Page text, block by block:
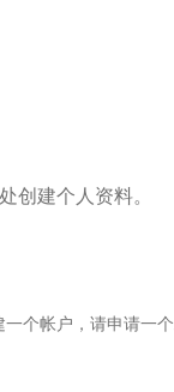
创建个人资料。
个帐户，请申请一